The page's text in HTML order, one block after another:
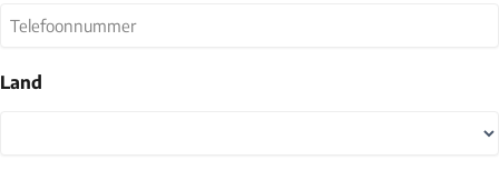
Telefoonnummer
Land